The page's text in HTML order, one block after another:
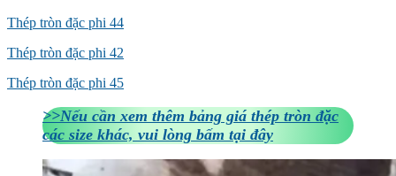
Thép tròn đặc phi 44
Thép tròn đặc phi 42
Thép tròn đặc phi 45
>>Nếu cần xem thêm bảng giá thép tròn đặc
các size khác, vui lòng bấm tại đây